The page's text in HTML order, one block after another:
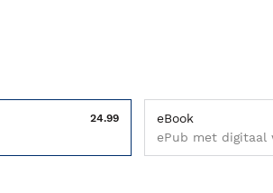
24.99 eBook
ePub met digitaal